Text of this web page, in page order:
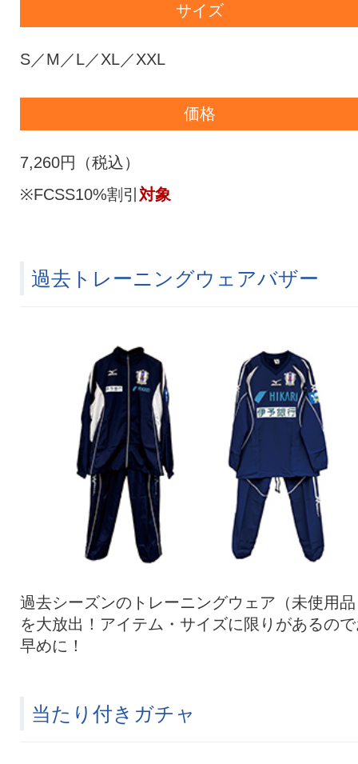
サイズ
S／M／L／XL／XXL
価格
7,260円（税込）
※FCSS10%割引 対象
過去トレーニングウェアバザー
過去シーズンのトレーニングウェア（未使用
を大放出！アイテム・サイズに限りがあるの
早めに！
当たり付きガチャ